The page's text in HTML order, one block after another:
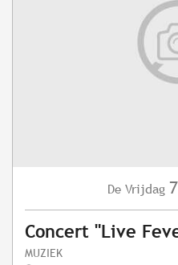
De Vrijdag 7
Concert "Live
MUZIEK